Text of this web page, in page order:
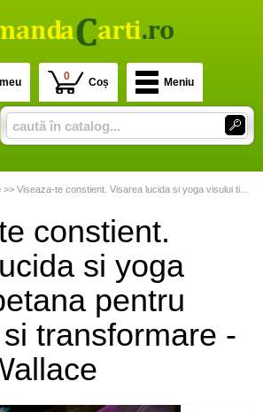
0 Coș Meniu
>> Viseaza-te constient. Visarea lucida si yoga visului tibetana pentru revelatie si transformare - B. Alan Wallace
constient.
si yoga
pentru
transformare -